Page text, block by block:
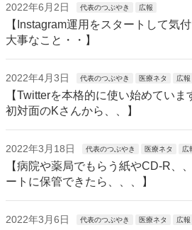
2022年6月2日 代表のつぶやき 広報
【Instagram運用をスタートして気
大事なこと・・】
2022年4月3日 代表のつぶやき 医療ネタ 広報
【Twitterを本格的に使い始めていま
初対面のKさんから、、】
2022年3月18日 代表のつぶやき 医療ネタ 広
【病院や薬局でもらう紙やCD-R、
ートに保管できたら、、、】
2022年3月6日 代表のつぶやき 医療ネタ 広報